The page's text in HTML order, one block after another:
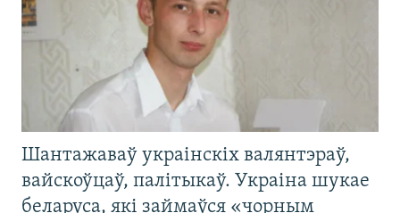
Шантажаваў украінскіх валянтэраў,
вайскоўцаў, палітыкаў. Украіна шукае
беларуса, які займаўся «чорным